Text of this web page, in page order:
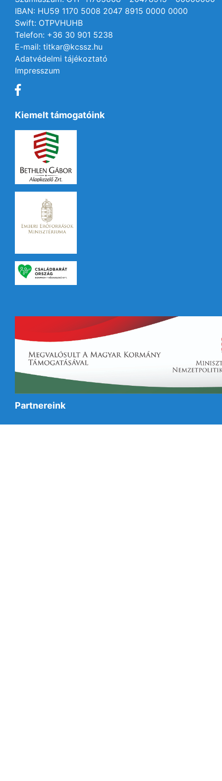
IBAN: HU59 1170 5008 2047 8915 0000 0000
Swift: OTPVHUHB
Telefon: +36 30 901 5238
E-mail: titkar@kcssz.hu
Adatvédelmi tájékoztató
Impresszum
Kiemelt támogatóink
Partnereink